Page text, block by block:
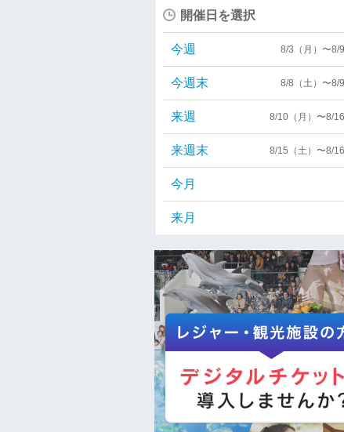
開催日を選択
今週 8/3（月）〜8/9
今週末 8/8（土）〜8/9
来週 8/10（月）〜8/16
来週末 8/15（土）〜8/16
今月
来月